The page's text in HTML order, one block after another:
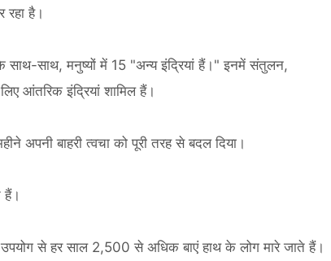
रहा है।
के साथ-साथ, मनुष्यों में 15 "अन्य इंद्रियां हैं।" इनमें संतुलन,
आंतरिक इंद्रियां शामिल हैं।
अपनी बाहरी त्वचा को पूरी तरह से बदल दिया।
हैं।
से हर साल 2,500 से अधिक बाएं हाथ के लोग मारे जाते हैं।